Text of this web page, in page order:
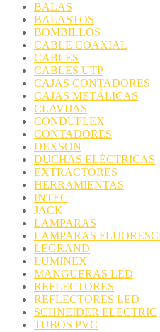
BALAS
BALASTOS
BOMBILLOS
CABLE COAXIAL
CABLES
CABLES UTP
CAJAS CONTADORES
CAJAS METÁLICAS
CLAVIJAS
CONDUFLEX
CONTADORES
DEXSON
DUCHAS ELÉCTRICAS
EXTRACTORES
HERRAMIENTAS
INTEC
JACK
LAMPARAS
LAMPARAS
LEGRAND
LUMINEX
MANGUERAS LED
REFLECTORES
REFLECTORES LED
SCHNEIDER ELECTRIC
TUBOS PVC